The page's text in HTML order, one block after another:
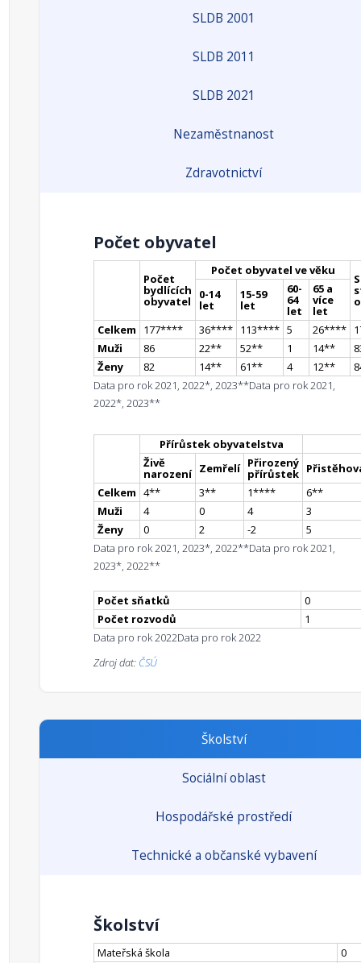
SLDB 2001
SLDB 2011
SLDB 2021
Nezaměstnanost
Zdravotnictví
Počet obyvatel
Počet
bydlících
obyvatel
Počet obyvatel ve věku
0-14
let
15-59
let
60-
64
let
65 a
více
let
Celkem
177**** 36**** 113**** 5 26****
Muži
86 22** 52** 1 14**
Ženy
82 14** 61** 4 12**
Data pro rok 2021, 2022*, 2023**Data pro rok 2021,
2022*, 2023**
Přírůstek obyvatelstva
Živě
narození Zemřelí Přirozený
přírůstek
Celkem 4** 3** 1**** 6**
Muži
4 0 4
3
Ženy
0 2 -2
5
Data pro rok 2021, 2023*, 2022**Data pro rok 2021,
2023*, 2022**
Počet sňatků
0
Počet rozvodů
1
Data pro rok 2022Data pro rok 2022
Zdroj dat: ČSÚ
Školství
Sociální oblast
Hospodářské prostředí
Technické a občanské vybavení
Školství
Mateřská škola
0